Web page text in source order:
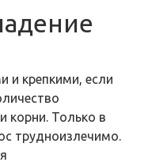
и крепкими, если
корни. Только в
трудноизлечимо.